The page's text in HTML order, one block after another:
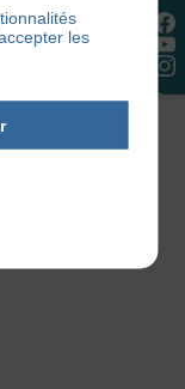
les